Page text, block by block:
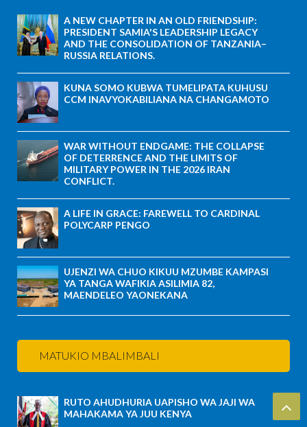
A NEW CHAPTER IN AN OLD FRIENDSHIP:
PRESIDENT SAMIA'S LEADERSHIP LEGACY
AND THE CONSOLIDATION OF TANZANIA–
RUSSIA RELATIONS.
KUNA SOMO KUBWA TUMELIPATA KUHUSU
CCM INAVYOKABILIANA NA CHANGAMOTO
WAR WITHOUT ENDGAME: THE COLLAPSE
OF DETERRENCE AND THE LIMITS OF
MILITARY POWER IN THE 2026 IRAN
CONFLICT.
A LIFE IN GRACE: FAREWELL TO CARDINAL
POLYCARP PENGO
UJENZI WA CHUO KIKUU MZUMBE KAMPASI
YA TANGA WAFIKIA ASILIMIA 82,
MAENDELEO YAONEKANA
MATUKIO MBALIMBALI
RUTO AHUDHURIA UAPISHO WA JAJI WA
MAHAKAMA YA JUU KENYA